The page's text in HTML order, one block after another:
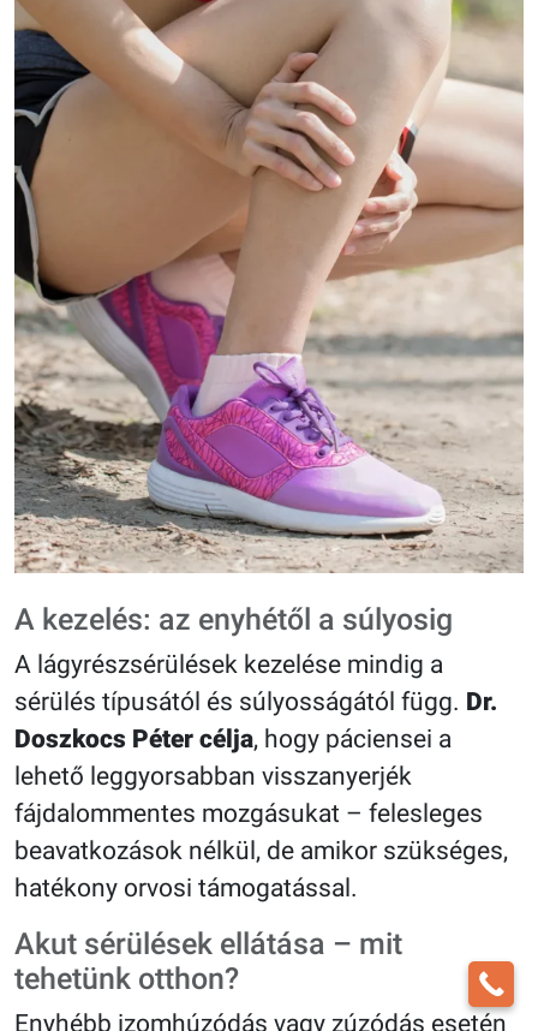
A kezelés: az enyhétől a súlyosig
A lágyrészsérülések kezelése mindig a
sérülés típusától és súlyosságától függ. Dr.
Doszkocs Péter célja, hogy páciensei a
lehető leggyorsabban visszanyerjék
fájdalommentes mozgásukat – felesleges
beavatkozások nélkül, de amikor szükséges,
hatékony orvosi támogatással.
Akut sérülések ellátása – mit
tehetünk otthon?
Enyhébb izomhúzódás vagy zúzódás esetén